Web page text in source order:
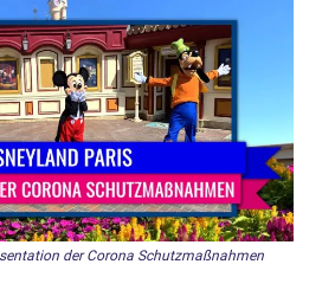
der Corona Schutzmaßnahmen